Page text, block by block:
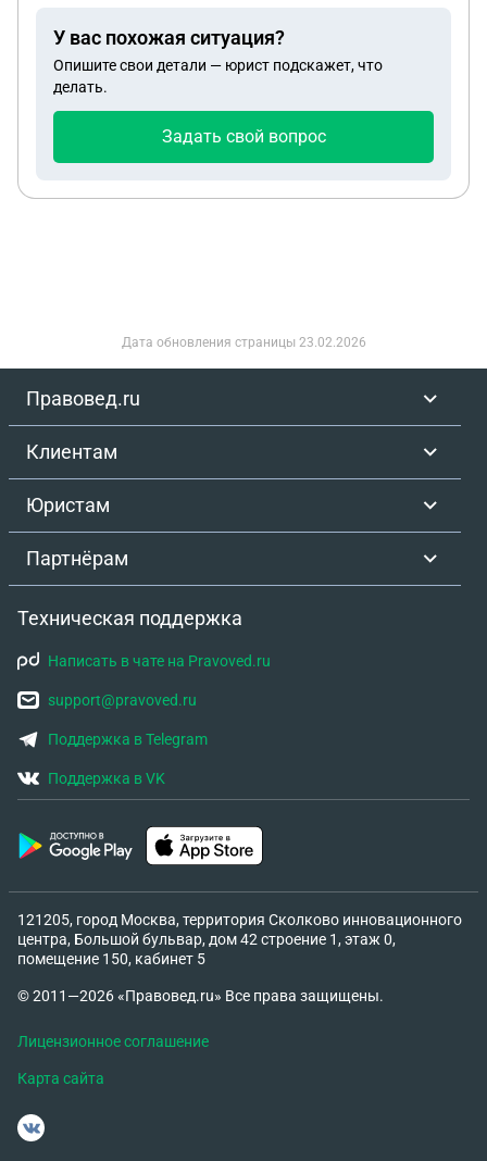
У вас похожая ситуация?
Опишите свои детали — юрист подскажет, что
делать.
Задать свой вопрос
Дата обновления страницы 23.02.2026
Правовед.ru
Клиентам
Юристам
Партнёрам
Техническая поддержка
Написать в чате на Pravoved.ru
support@pravoved.ru
Поддержка в Telegram
Поддержка в VK
121205, город Москва, территория Сколково инновационного
центра, Большой бульвар, дом 42 строение 1, этаж 0,
помещение 150, кабинет 5
© 2011—2026 «Правовед.ru» Все права защищены.
Лицензионное соглашение
Карта сайта